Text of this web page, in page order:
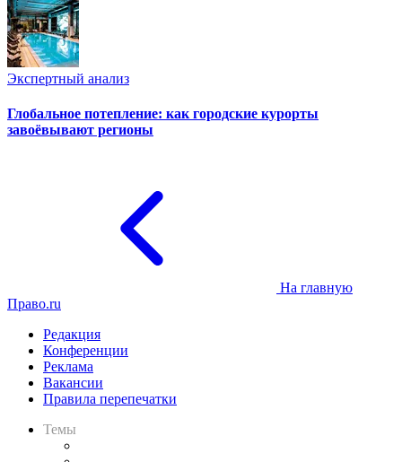
Экспертный анализ
Глобальное потепление: как городские курорты
завоёвывают регионы
На главную
Право.ru
Редакция
Конференции
Реклама
Вакансии
Правила перепечатки
Темы